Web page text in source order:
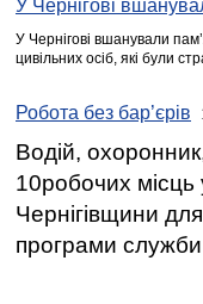
У Чернігові
У Чернігові вшанували
цивільних осіб, які були
Робота без бар’єрів
Водій,
10робочих
Чернігівщини
програми служби